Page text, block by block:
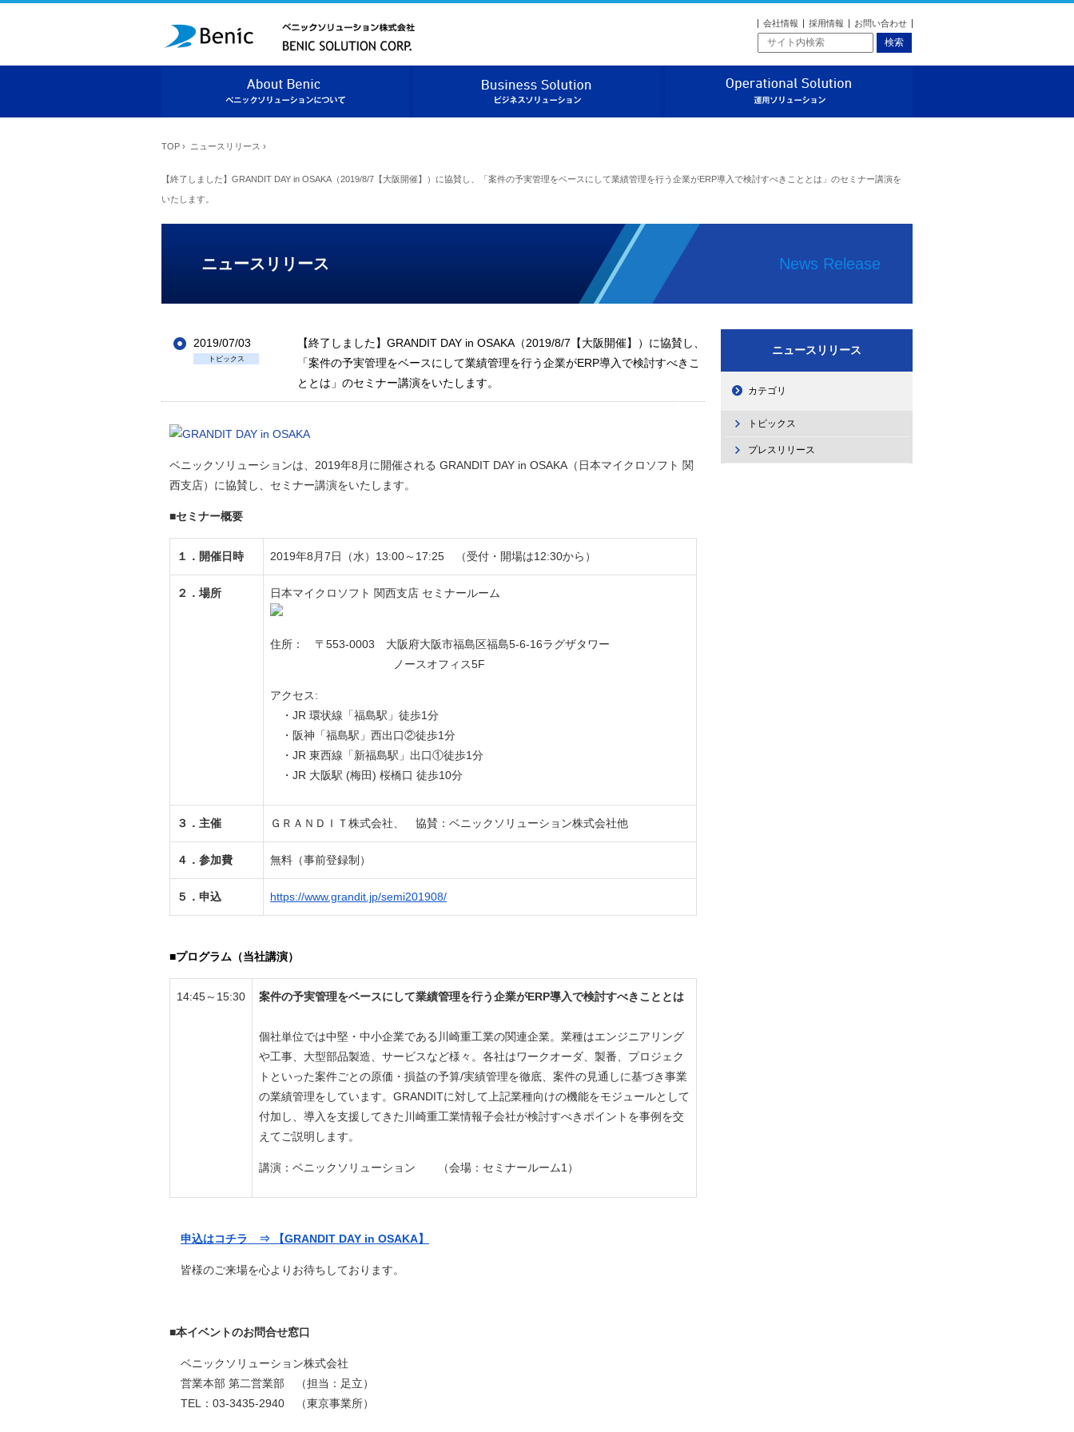
会社情報 採用情報 お問い合わせ
TOP › ニュースリリース ›
【終了しました】GRANDIT DAY in OSAKA（2019/8/7【大阪開催】）に協賛し、「案件の予実管理をベースにして業績管理を行う企業がERP導入で検討すべきこととは」のセミナー講演を
いたします。
ニュースリリース News Release
2019/07/03
トピックス
【終了しました】GRANDIT DAY in OSAKA（2019/8/7【大阪開催】）に協賛し、
「案件の予実管理をベースにして業績管理を行う企業がERP導入で検討すべきこ
ととは」のセミナー講演をいたします。
ベニックソリューションは、2019年8月に開催される GRANDIT DAY in OSAKA（日本マイクロソフト 関
⻄⽀店）に協賛し、セミナー講演をいたします。
■セミナー概要
１．開催日時 2019年8月7日（水）13:00～17:25 （受付・開場は12:30から）
２． 場所 日本マイクロソフト 関⻄⽀店 セミナールーム
住所： 〒553-0003 ⼤阪府⼤阪市福島区福島5-6-16ラグザタワー
ノースオフィス5F
アクセス:
・JR 環状線「福島駅」徒歩1分
・阪神「福島駅」⻄出⼝②徒歩1分
・JR 東⻄線「新福島駅」出⼝①徒歩1分
・JR ⼤阪駅 (梅⽥) 桜橋⼝ 徒歩10分
３． 主催 ＧＲＡＮＤＩＴ株式会社、 協賛：ベニックソリューション株式会社他
４． 参加費 無料（事前登録制）
５． 申込 https://www.grandit.jp/semi201908/
■プログラム（当社講演）
14:45～15:30 案件の予実管理をベースにして業績管理を行う企業がERP導入で検討すべきこととは
個社単位では中堅・中⼩企業である川崎重⼯業の関連企業。業種はエンジニアリング
や⼯事、⼤型部品製造、サービスなど様々。各社はワークオーダ、製番、プロジェク
トといった案件ごとの原価・損益の予算/実績管理を徹底、案件の⾒通しに基づき事業
の業績管理をしています。GRANDITに対して上記業種向けの機能をモジュールとして
付加し、導⼊を⽀援してきた川崎重⼯業情報⼦会社が検討すべきポイントを事例を交
えてご説明します。
講演：ベニックソリューション （会場：セミナールーム1）
申込はコチラ ⇒ 【GRANDIT DAY in OSAKA】
皆様のご来場を心よりお待ちしております。
■本イベントのお問合せ窓口
ベニックソリューション株式会社
営業本部 第二営業部 （担当：足立）
TEL：03-3435-2940 （東京事業所）
ニュースリリース
カテゴリ
トピックス
プレスリリース